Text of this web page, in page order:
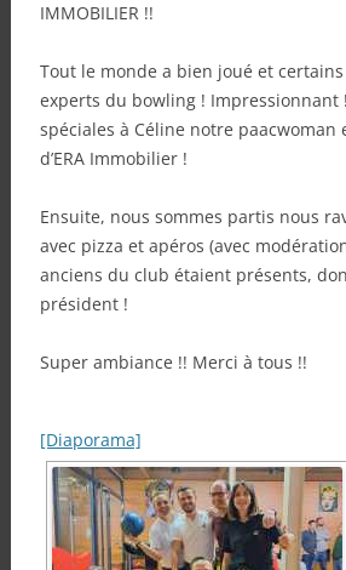
IMMOBILIER !!
Tout le monde a bien joué et
experts du bowling ! Impressionnant
spéciales à Céline notre paacwoman
d’ERA Immobilier !
Ensuite, nous sommes partis nous
avec pizza et apéros (avec
anciens du club étaient présents,
président !
Super ambiance !! Merci à tous !!
[Diaporama]